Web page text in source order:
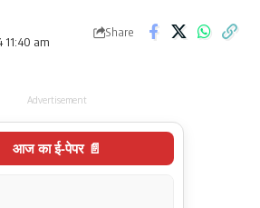
11:40 am
Share
Advertisement
आज का ई-पेपर 📄